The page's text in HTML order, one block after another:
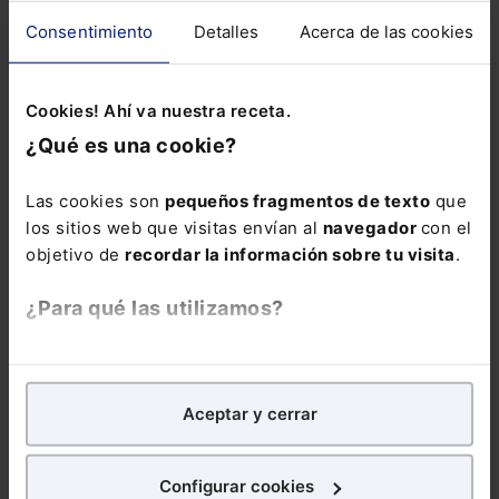
Consentimiento Detalles Acerca de las cookies
Cookies! Ahí va nuestra receta.
¿Qué es una cookie?
Las cookies son pequeños fragmentos de texto que
los sitios web que visitas envían al navegador con el
objetivo de recordar la información sobre tu visita.
¿Para qué las utilizamos?
analíticospara tratar demejorar tu experienciaen
nuestra página web. También con fines publicitarios,
para poder mostrarte publicidad y contenidos de tu
Aceptar y cerrar
Configurar cookies
ElDerecho.com
Moisés Barrio, Letrado
asistente"
Sonia Salmerón
Leer artículo
José Carlos Erdozain,
amenaza con
desbordar los marcos
clásicos de la
propiedad intelectual"
Sonia Salmerón
DERECHO TIC